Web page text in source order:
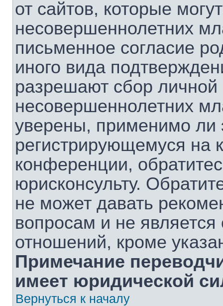
от сайтов, которые
несовершеннолетних
письменное согласие
иного вида
разрешают сбор
несовершеннолетних
уверены, применимо ли
регистрирующемуся на
конференции,
юрисконсульту.
не может давать
вопросам и не
отношений, кроме
Примечание
имеет юридической
Вернуться к началу